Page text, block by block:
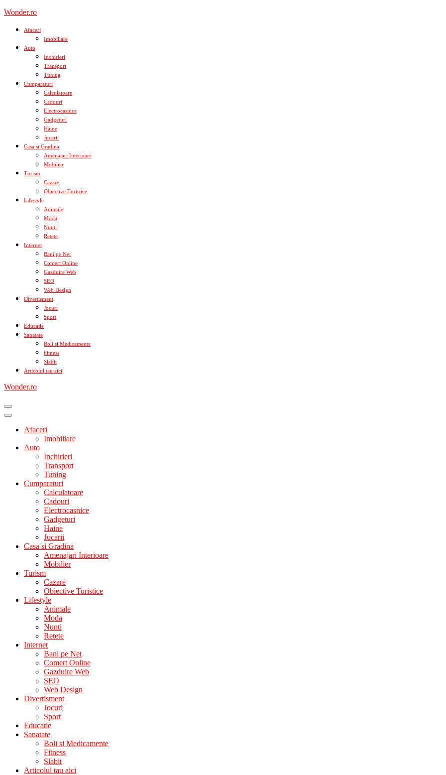
Skip
content
Wonder.ro
Afaceri
Imobiliare
Auto
Inchirieri
Transport
Tuning
Cumparaturi
Calculatoare
Cadouri
Electrocasnice
Gadgeturi
Haine
Jucarii
Casa si Gradina
Amenajari Interioare
Mobilier
Turism
Cazare
Obiective Turistice
Lifestyle
Animale
Moda
Nunti
Retete
Internet
Bani pe Net
Comert Online
Gazduire Web
SEO
Web Design
Divertisment
Jocuri
Sport
Educatie
Sanatate
Boli si Medicamente
Fitness
Slabit
Articolul tau aici
Wonder.ro
Afaceri
Imobiliare
Auto
Inchirieri
Transport
Tuning
Cumparaturi
Calculatoare
Cadouri
Electrocasnice
Gadgeturi
Haine
Jucarii
Casa si Gradina
Amenajari Interioare
Mobilier
Turism
Cazare
Obiective Turistice
Lifestyle
Animale
Moda
Nunti
Retete
Internet
Bani pe Net
Comert Online
Gazduire Web
SEO
Web Design
Divertisment
Jocuri
Sport
Educatie
Sanatate
Boli si Medicamente
Fitness
Slabit
Articolul tau aici